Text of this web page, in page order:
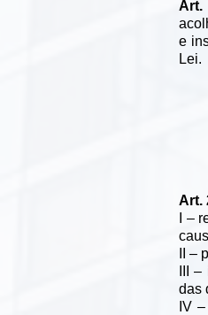
Art.
e
Lei.
Art.
I –
II –
III
das
IV